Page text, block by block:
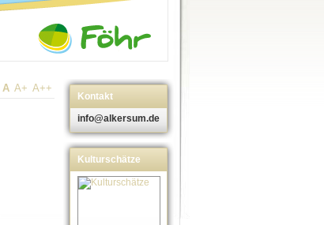
A A+ A++
Kontakt
info@alkersum.de
Kulturschätze